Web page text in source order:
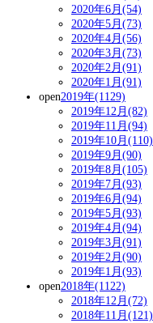
2020年6月(54)
2020年5月(73)
2020年4月(56)
2020年3月(73)
2020年2月(91)
2020年1月(91)
open2019年(1129)
2019年12月(82)
2019年11月(94)
2019年10月(110)
2019年9月(90)
2019年8月(105)
2019年7月(93)
2019年6月(94)
2019年5月(93)
2019年4月(94)
2019年3月(91)
2019年2月(90)
2019年1月(93)
open2018年(1122)
2018年12月(72)
2018年11月(121)